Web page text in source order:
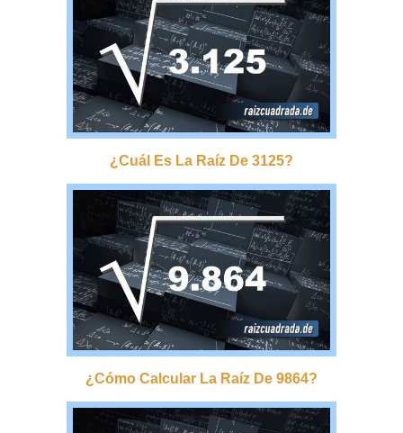
¿cuál Es La Raíz De 3125?
¿cómo Calcular La Raíz De 9864?